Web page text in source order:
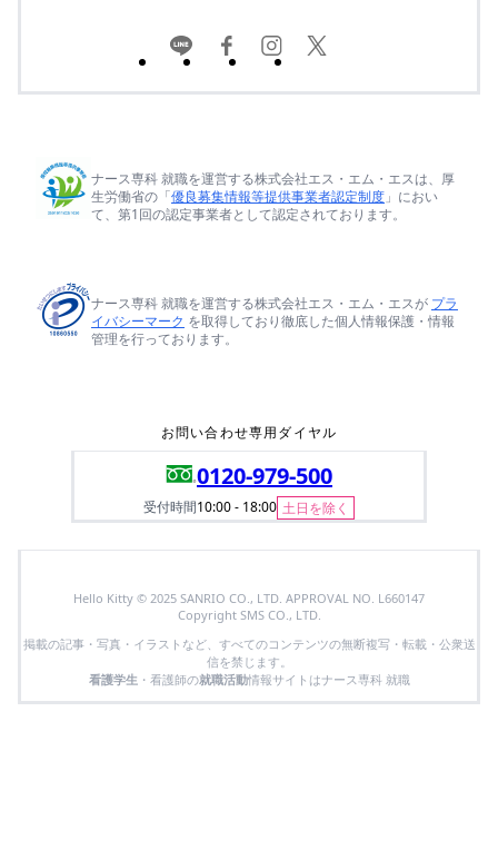
ナース専科 就職を運営する株式会社エス・エム・エスは、厚
生労働省の「優良募集情報等提供事業者認定制度 」におい
て、第1回の認定事業者として認定されております。
ナース専科 就職を運営する株式会社エス・エム・エスが プラ
イバシーマーク を取得しており徹底した個人情報保護・情報
管理を行っております。
お問い合わせ専用ダイヤル
0120-979-500
受付時間10:00 - 18:00 土日を除く
Hello Kitty © 2025 SANRIO CO., LTD. APPROVAL NO. L660147
Copyright SMS CO., LTD.
掲載の記事・写真・イラストなど、すべてのコンテンツの無断複写・転載・公衆送
信を禁じます。
看護学生 ・看護師の就職活動情報サイトはナース専科 就職